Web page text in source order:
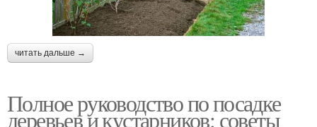
читать дальше →
Полное руководство по посадке
деревьев и кустарников: советы